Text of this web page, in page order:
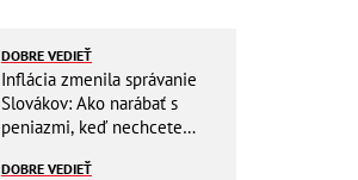
DOBRE VEDIEŤ
Inflácia zmenila správanie
Slovákov: Ako narábať s
peniazmi, keď nechcete
DOBRE VEDIEŤ